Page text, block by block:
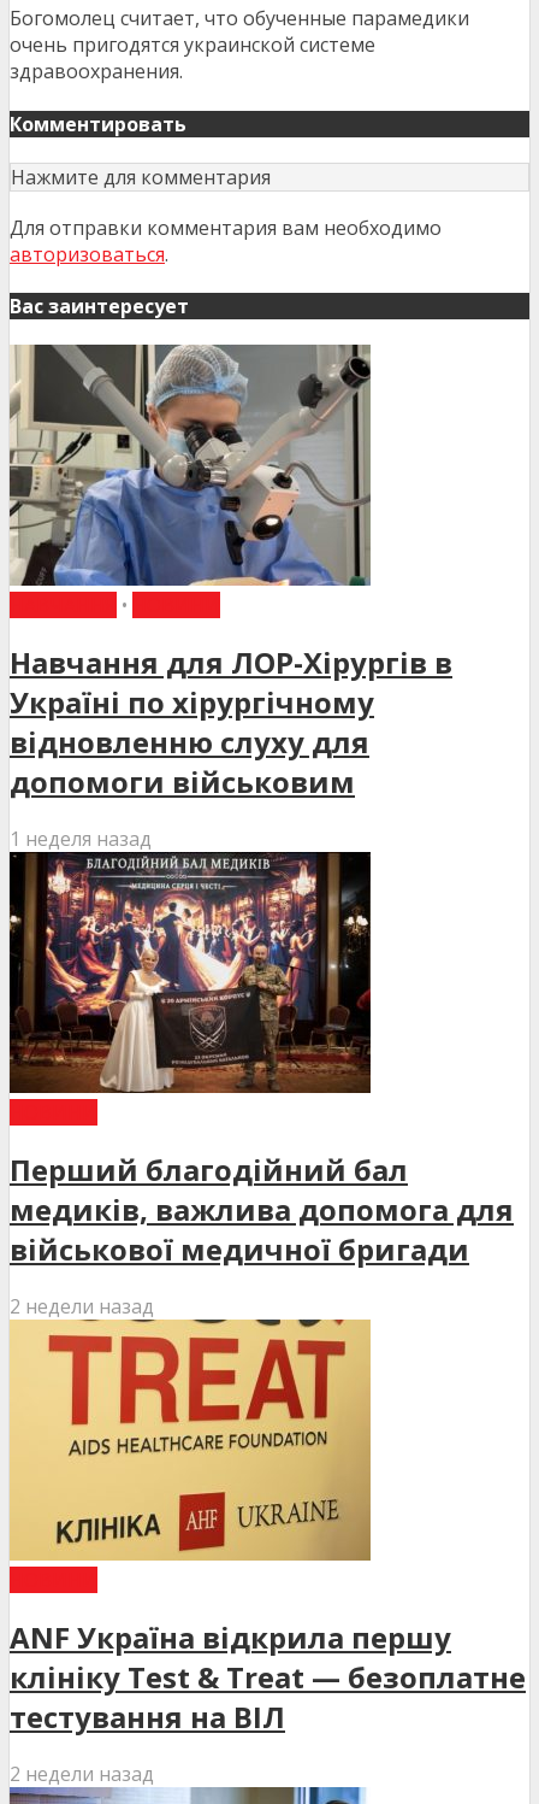
Богомолец считает, что обученные парамедики
очень пригодятся украинской системе
здравоохранения.
Комментировать
Нажмите для комментария
Для отправки комментария вам необходимо
авторизоваться.
Вас заинтересует
•
Навчання для ЛОР-Хірургів в
Україні по хірургічному
відновленню слуху для
допомоги військовим
1 неделя назад
Перший благодійний бал
медиків, важлива допомога для
військової медичної бригади
2 недели назад
ANF Україна відкрила першу
клініку Test & Treat — безоплатне
тестування на ВІЛ
2 недели назад